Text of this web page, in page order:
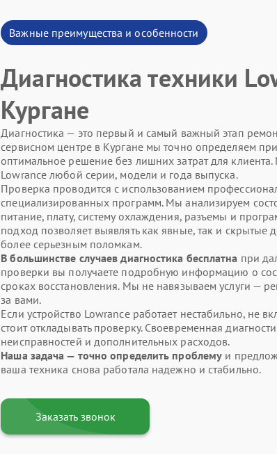
Важные преимущества и особенности
Диагностика техники
Кургане
Диагностика — это первый и самый важный этап
сервисном центре в Кургане мы точно определяем
оптимальное решение без лишних затрат для
Lowrance любой серии, модели и года выпуска.
Проверка проводится с использованием
специализированных программ. Мы анализируем
питание, плату, систему охлаждения, разъемы и
подход позволяет выявлять как явные, так и скрытые
более серьезным поломкам.
В большинстве случаев диагностика бесплатна при
проверки вы получаете подробную информацию о
сроках восстановления. Мы не навязываем услуги —
за вами.
Если устройство Lowrance работает нестабильно, не
стоит откладывать проверку. Своевременная
неисправностей и дополнительных расходов.
Наша задача — точно определить проблему и
ваша техника снова работала надежно и стабильно.
Заказать звонок